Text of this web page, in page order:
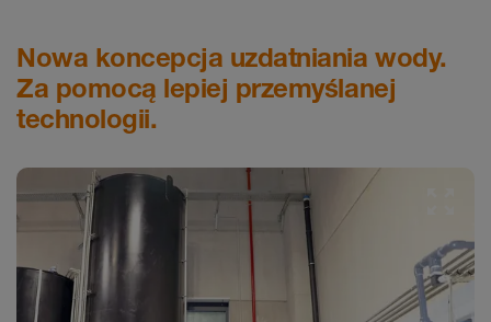
Nowa koncepcja uzdatniania wody.
Za pomocą lepiej przemyślanej
technologii.